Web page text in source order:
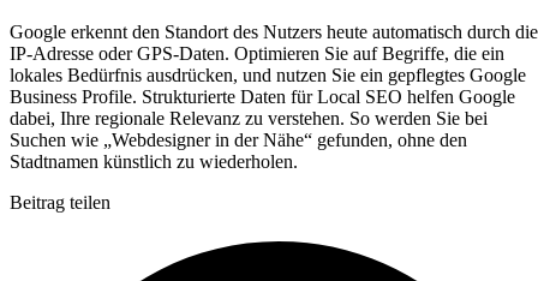
Google erkennt den Standort des Nutzers heute automatisch durch die
IP-Adresse oder GPS-Daten. Optimieren Sie auf Begriffe, die ein
lokales Bedürfnis ausdrücken, und nutzen Sie ein gepflegtes Google
Business Profile. Strukturierte Daten für Local SEO helfen Google
dabei, Ihre regionale Relevanz zu verstehen. So werden Sie bei
Suchen wie „Webdesigner in der Nähe“ gefunden, ohne den
Stadtnamen künstlich zu wiederholen.
Beitrag teilen